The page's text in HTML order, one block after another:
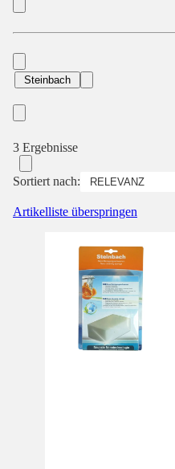
Steinbach
3 Ergebnisse
Sortiert nach:
Artikelliste überspringen